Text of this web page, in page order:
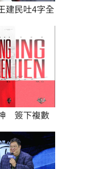
建民吐4字全
　簽下複數